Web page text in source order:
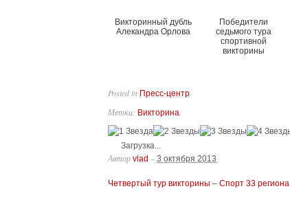
Викторинный дубль
Алекандра Орлова
Победители
седьмого тура
спортивной
викторины
Posted in Пресс-центр
Метки: Викторина
Загрузка...
Автор vlad – 3 октября 2013
Четвертый тур викторины – Спорт 33 региона